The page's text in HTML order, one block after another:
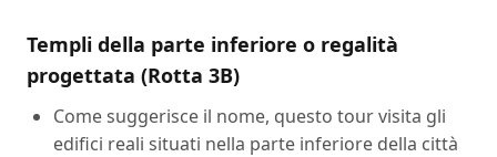
Templi della parte inferiore o regalità
progettata (Rotta 3B)
Come suggerisce il nome, questo tour visita gli
edifici reali situati nella parte inferiore della città